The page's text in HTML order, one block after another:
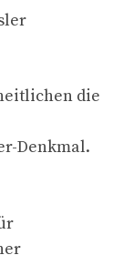
die
Denkmal.